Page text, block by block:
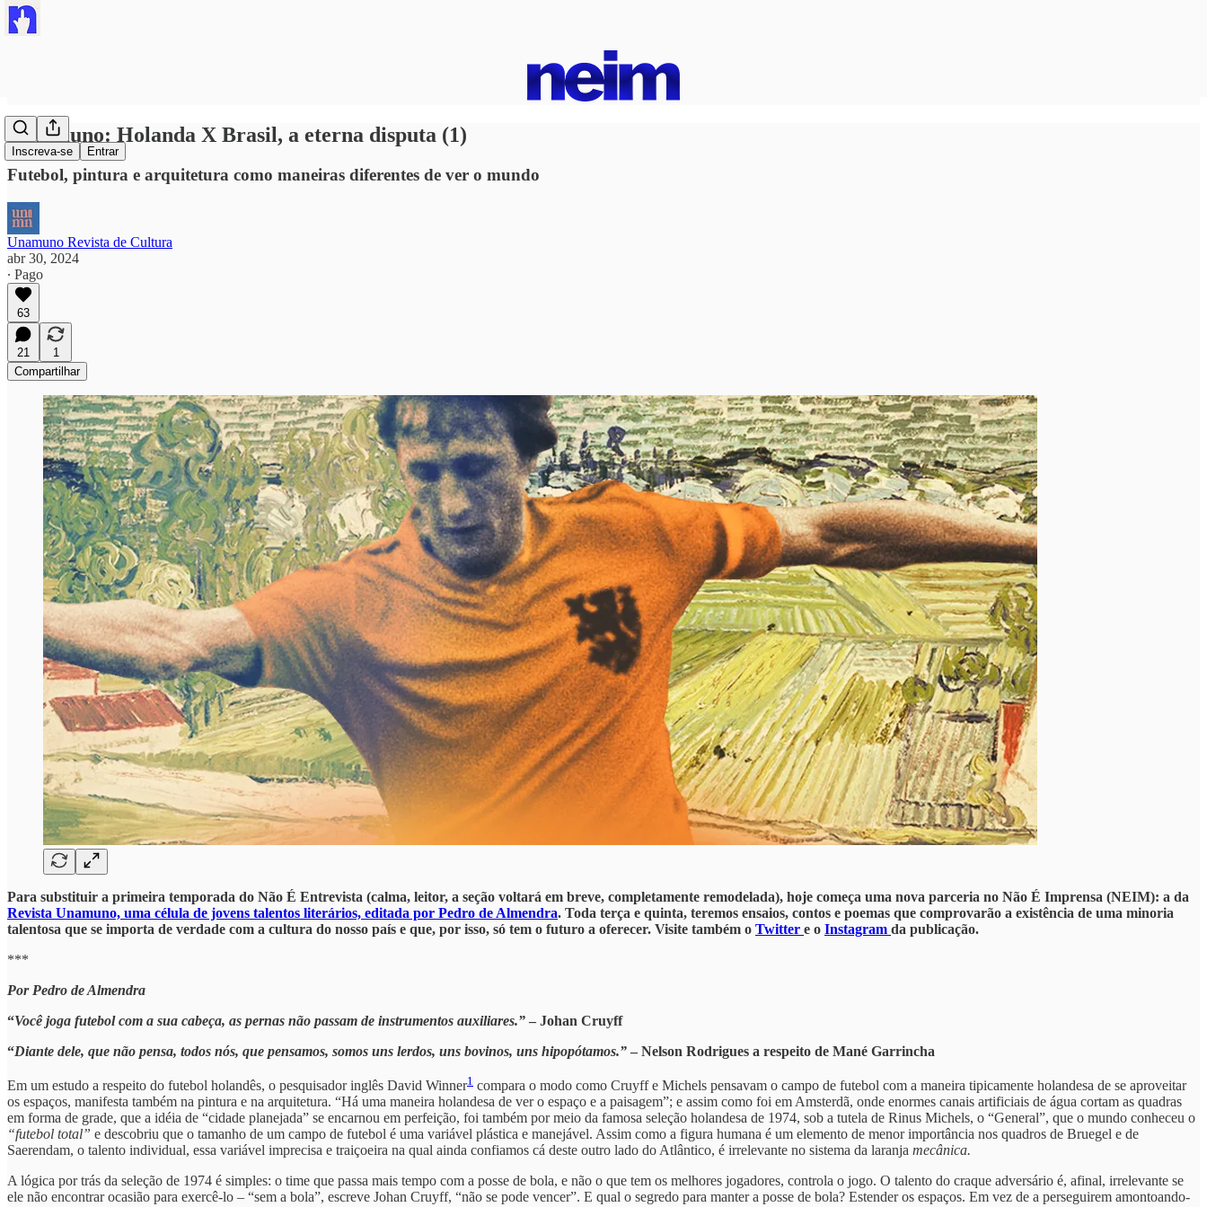
Inscreva-se Entrar
#unamuno: Holanda X Brasil, a eterna disputa (1)
Futebol, pintura e arquitetura como maneiras diferentes de ver o mundo
Unamuno Revista de Cultura
abr 30, 2024
∙ Pago
63
21
1
Compartilhar
Para substituir a primeira temporada do Não É Entrevista (calma, leitor, a seção voltará em breve, completamente remodelada), hoje começa uma nova parceria no Não É Imprensa (NEIM): a da
Revista Unamuno, uma célula de jovens talentos literários, editada por Pedro de Almendra. Toda terça e quinta, teremos ensaios, contos e poemas que comprovarão a existência de uma minoria
talentosa que se importa de verdade com a cultura do nosso país e que, por isso, só tem o futuro a oferecer. Visite também o Twitter e o Instagram da publicação.
***
Por Pedro de Almendra
“Você joga futebol com a sua cabeça, as pernas não passam de instrumentos auxiliares.” – Johan Cruyff
“Diante dele, que não pensa, todos nós, que pensamos, somos uns lerdos, uns bovinos, uns hipopótamos.” – Nelson Rodrigues a respeito de Mané Garrincha
Em um estudo a respeito do futebol holandês, o pesquisador inglês David Winner1 compara o modo como Cruyff e Michels pensavam o campo de futebol com a maneira tipicamente holandesa de se aproveitar
os espaços, manifesta também na pintura e na arquitetura. “Há uma maneira holandesa de ver o espaço e a paisagem”; e assim como foi em Amsterdã, onde enormes canais artificiais de água cortam as quadras
em forma de grade, que a idéia de “cidade planejada” se encarnou em perfeição, foi também por meio da famosa seleção holandesa de 1974, sob a tutela de Rinus Michels, o “General”, que o mundo conheceu o
“futebol total” e descobriu que o tamanho de um campo de futebol é uma variável plástica e manejável. Assim como a figura humana é um elemento de menor importância nos quadros de Bruegel e de
Saerendam, o talento individual, essa variável imprecisa e traiçoeira na qual ainda confiamos cá deste outro lado do Atlântico, é irrelevante no sistema da laranja mecânica.
A lógica por trás da seleção de 1974 é simples: o time que passa mais tempo com a posse de bola, e não o que tem os melhores jogadores, controla o jogo. O talento do craque adversário é, afinal, irrelevante se
ele não encontrar ocasião para exercê-lo – “sem a bola”, escreve Johan Cruyff, “não se pode vencer”. E qual o segredo para manter a posse de bola? Estender os espaços. Em vez de a perseguirem amontoando-